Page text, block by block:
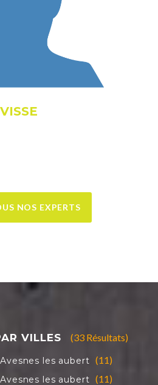
NOS EXPERTS
(33 Résultats)
(11)
(11)